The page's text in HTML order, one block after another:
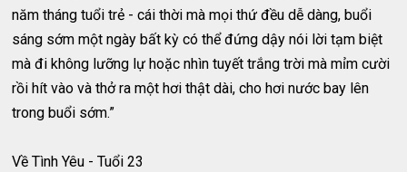
năm tháng tuổi trẻ - cái thời mà mọi thứ đều dễ dàng, buổi
sáng sớm một ngày bất kỳ có thể đứng dậy nói lời tạm biệt
mà đi không lưỡng lự hoặc nhìn tuyết trắng trời mà mỉm cười
rồi hít vào và thở ra một hơi thật dài, cho hơi nước bay lên
trong buổi sớm.”
Về Tình Yêu - Tuổi 23